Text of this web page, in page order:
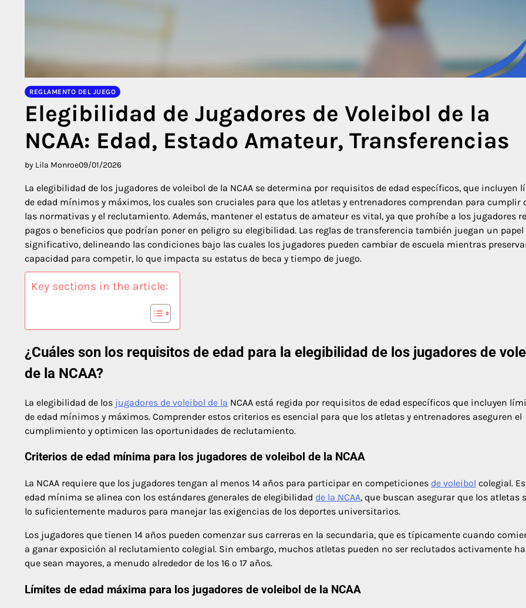
REGLAMENTO DEL JUEGO
Elegibilidad de Jugadores de Voleibol de la
NCAA: Edad, Estado Amateur, Transferencias
by Lila Monroe09/01/2026
La elegibilidad de los jugadores de voleibol de la NCAA se determina por requisitos de edad específicos, que incluyen
de edad mínimos y máximos, los cuales son cruciales para que los atletas y entrenadores comprendan para cumplir
las normativas y el reclutamiento. Además, mantener el estatus de amateur es vital, ya que prohíbe a los jugadores
pagos o beneficios que podrían poner en peligro su elegibilidad. Las reglas de transferencia también juegan un papel
significativo, delineando las condiciones bajo las cuales los jugadores pueden cambiar de escuela mientras
capacidad para competir, lo que impacta su estatus de beca y tiempo de juego.
Key sections in the article:
¿Cuáles son los requisitos de edad para la elegibilidad de los jugadores de
de la NCAA?
La elegibilidad de los jugadores de voleibol de la NCAA está regida por requisitos de edad específicos que incluyen
de edad mínimos y máximos. Comprender estos criterios es esencial para que los atletas y entrenadores aseguren el
cumplimiento y optimicen las oportunidades de reclutamiento.
Criterios de edad mínima para los jugadores de voleibol de la NCAA
La NCAA requiere que los jugadores tengan al menos 14 años para participar en competiciones de voleibol colegial.
edad mínima se alinea con los estándares generales de elegibilidad de la NCAA, que buscan asegurar que los atletas
lo suficientemente maduros para manejar las exigencias de los deportes universitarios.
Los jugadores que tienen 14 años pueden comenzar sus carreras en la secundaria, que es típicamente cuando
a ganar exposición al reclutamiento colegial. Sin embargo, muchos atletas pueden no ser reclutados activamente
que sean mayores, a menudo alrededor de los 16 o 17 años.
Límites de edad máxima para los jugadores de voleibol de la NCAA